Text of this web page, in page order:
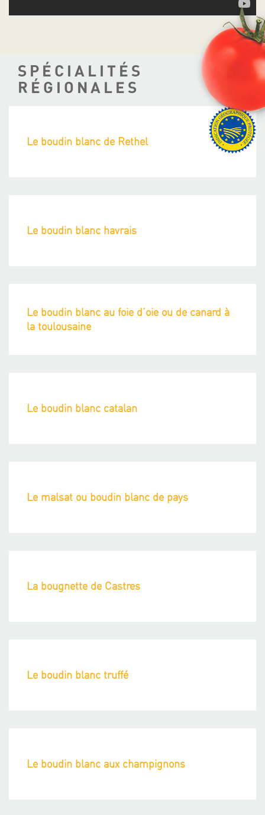
SPÉCIALITÉS
RÉGIONALES
Le boudin blanc de Rethel
Le boudin blanc havrais
Le boudin blanc au foie d’oie ou de canard à
la toulousaine
Le boudin blanc catalan
Le malsat ou boudin blanc de pays
La bougnette de Castres
Le boudin blanc truffé
Le boudin blanc aux champignons